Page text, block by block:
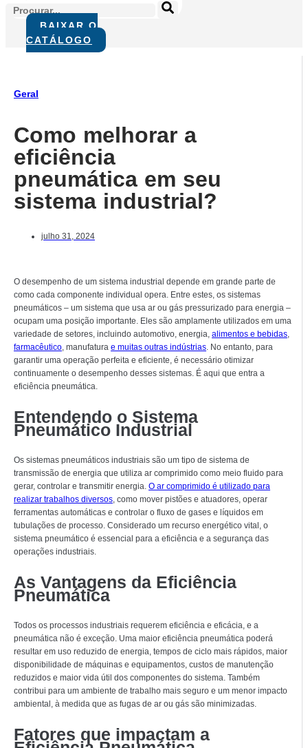
BAIXAR O
CATÁLOGO
Geral
Como melhorar a
eficiência
pneumática em seu
sistema industrial?
julho 31, 2024
O desempenho de um sistema industrial depende em grande parte de
como cada componente individual opera. Entre estes, os sistemas
pneumáticos – um sistema que usa ar ou gás pressurizado para energia –
ocupam uma posição importante. Eles são amplamente utilizados em uma
variedade de setores, incluindo automotivo, energia, alimentos e bebidas,
farmacêutico, manufatura e muitas outras indústrias. No entanto, para
garantir uma operação perfeita e eficiente, é necessário otimizar
continuamente o desempenho desses sistemas. É aqui que entra a
eficiência pneumática.
Entendendo o Sistema
Pneumático Industrial
Os sistemas pneumáticos industriais são um tipo de sistema de
transmissão de energia que utiliza ar comprimido como meio fluido para
gerar, controlar e transmitir energia. O ar comprimido é utilizado para
realizar trabalhos diversos, como mover pistões e atuadores, operar
ferramentas automáticas e controlar o fluxo de gases e líquidos em
tubulações de processo. Considerado um recurso energético vital, o
sistema pneumático é essencial para a eficiência e a segurança das
operações industriais.
As Vantagens da Eficiência
Pneumática
Todos os processos industriais requerem eficiência e eficácia, e a
pneumática não é exceção. Uma maior eficiência pneumática poderá
resultar em uso reduzido de energia, tempos de ciclo mais rápidos, maior
disponibilidade de máquinas e equipamentos, custos de manutenção
reduzidos e maior vida útil dos componentes do sistema. Também
contribui para um ambiente de trabalho mais seguro e um menor impacto
ambiental, à medida que as fugas de ar ou gás são minimizadas.
Fatores que impactam a